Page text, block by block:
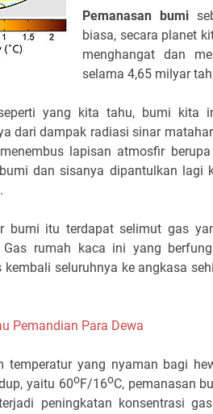
Pemanasan bumi
biasa, secara planet
menghangat dan
selama 4,65 milyar
yang kita tahu, bumi kita
dari dampak radiasi sinar
lapisan atmosfir
dan sisanya dipantulkan lagi
bumi itu terdapat selimut gas
Gas rumah kaca ini yang
seluruhnya ke angkasa
Pemandian Para Dewa
temperatur yang nyaman bagi
yaitu 60oF/16oC, pemanasan
peningkatan konsentrasi